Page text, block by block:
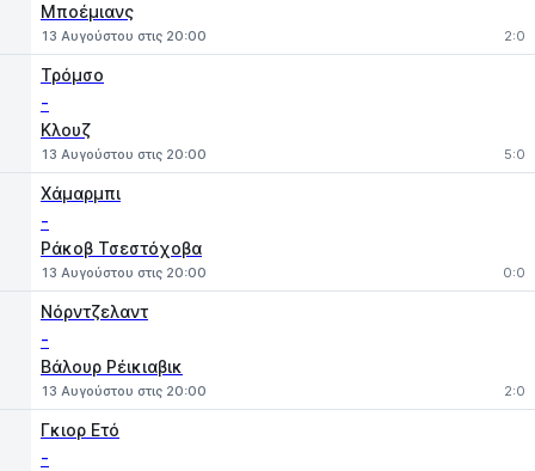
Μποέμιανς
13 Αυγούστου στις 20:00 2:0
Τρόμσο
-
Κλουζ
13 Αυγούστου στις 20:00 5:0
Χάμαρμπι
-
Ράκοβ Τσεστόχοβα
13 Αυγούστου στις 20:00 0:0
Νόρντζελαντ
-
Βάλουρ Ρέικιαβικ
13 Αυγούστου στις 20:00 2:0
Γκιορ Ετό
-